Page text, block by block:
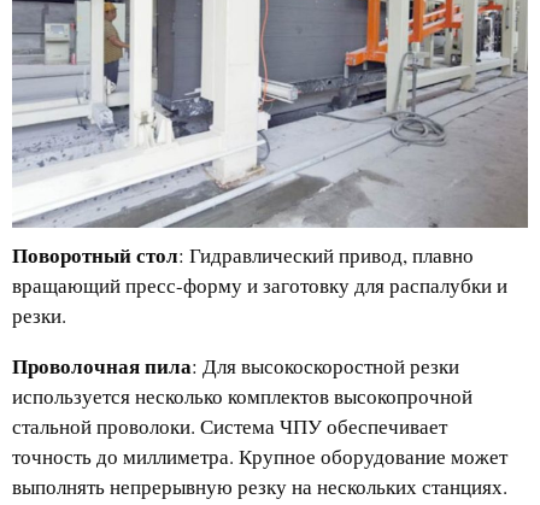
Поворотный стол: Гидравлический привод, плавно
вращающий пресс-форму и заготовку для распалубки и
резки.
Проволочная пила: Для высокоскоростной резки
используется несколько комплектов высокопрочной
стальной проволоки. Система ЧПУ обеспечивает
точность до миллиметра. Крупное оборудование может
выполнять непрерывную резку на нескольких станциях.